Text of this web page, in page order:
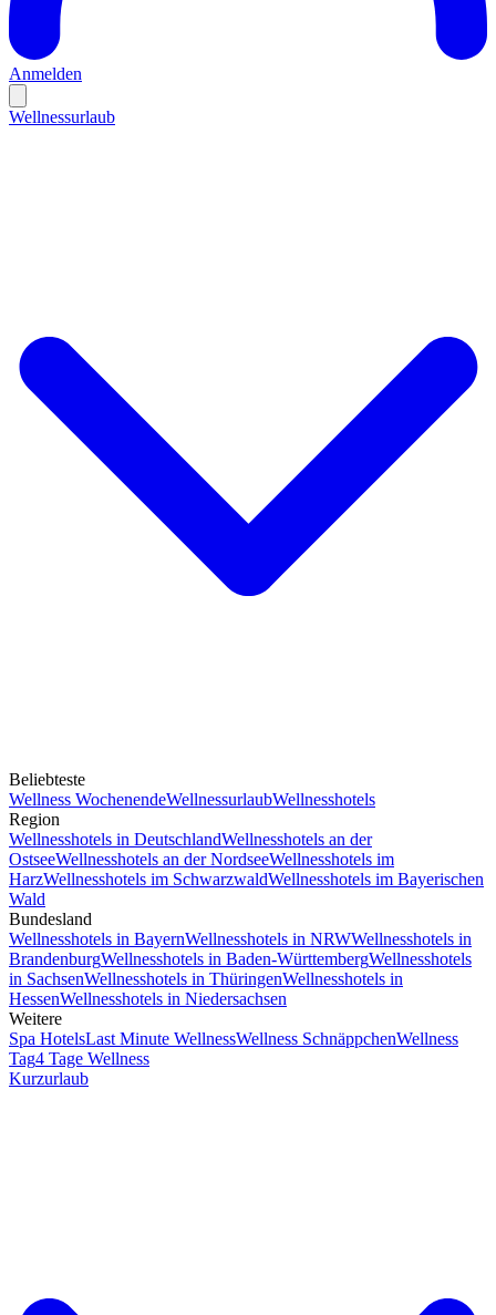
Anmelden
Wellnessurlaub
Beliebteste
Wellness WochenendeWellnessurlaubWellnesshotels
Region
Wellnesshotels in DeutschlandWellnesshotels an der
OstseeWellnesshotels an der NordseeWellnesshotels im
HarzWellnesshotels im SchwarzwaldWellnesshotels im Bayerischen
Wald
Bundesland
Wellnesshotels in BayernWellnesshotels in NRWWellnesshotels in
BrandenburgWellnesshotels in Baden-WürttembergWellnesshotels
in SachsenWellnesshotels in ThüringenWellnesshotels in
HessenWellnesshotels in Niedersachsen
Weitere
Spa HotelsLast Minute WellnessWellness SchnäppchenWellness
Tag4 Tage Wellness
Kurzurlaub